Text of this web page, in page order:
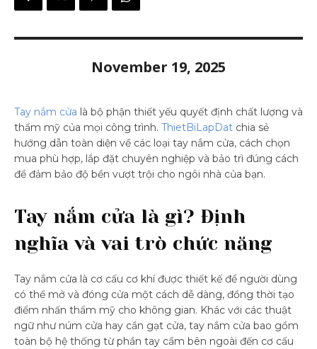
November 19, 2025
Tay nắm cửa là bộ phận thiết yếu quyết định chất lượng và
thẩm mỹ của mọi công trình. ThietBiLapDat chia sẻ
hướng dẫn toàn diện về các loại tay nắm cửa, cách chọn
mua phù hợp, lắp đặt chuyên nghiệp và bảo trì đúng cách
để đảm bảo độ bền vượt trội cho ngôi nhà của bạn.
Tay nắm cửa là gì? Định
nghĩa và vai trò chức năng
Tay nắm cửa là cơ cấu cơ khí được thiết kế để người dùng
có thể mở và đóng cửa một cách dễ dàng, đồng thời tạo
điểm nhấn thẩm mỹ cho không gian. Khác với các thuật
ngữ như núm cửa hay cần gạt cửa, tay nắm cửa bao gồm
toàn bộ hệ thống từ phần tay cầm bên ngoài đến cơ cấu